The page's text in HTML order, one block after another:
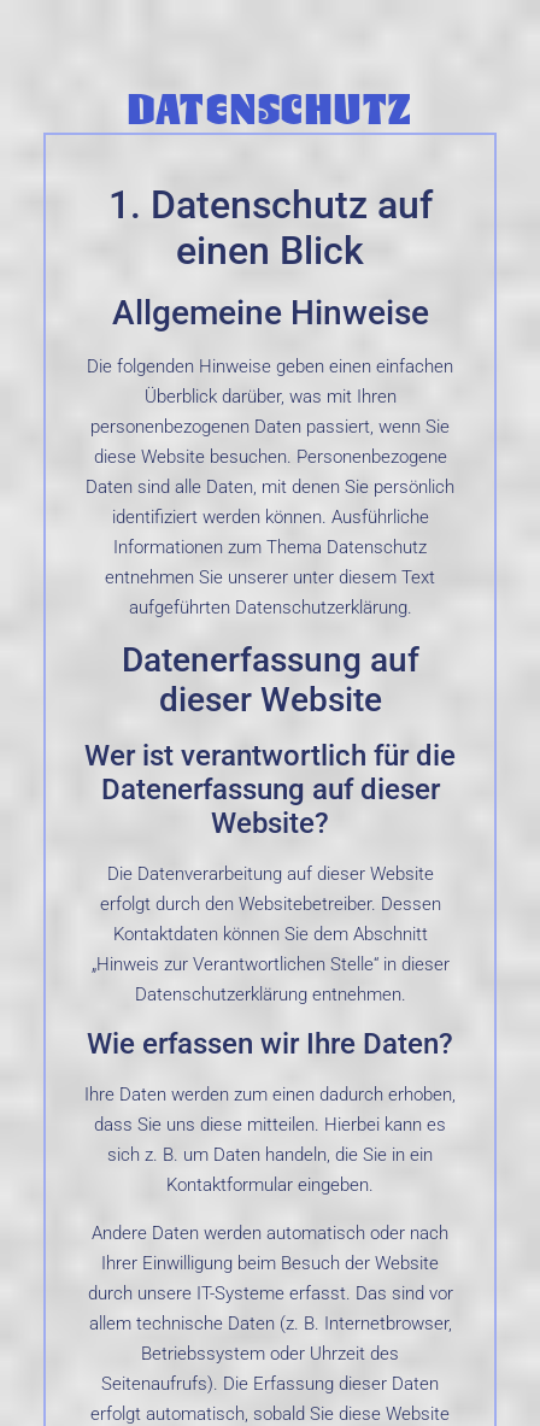
DATENSCHUTZ
1. Datenschutz auf
einen Blick
Allgemeine Hinweise
Die folgenden Hinweise geben einen einfachen
Überblick darüber, was mit Ihren
personenbezogenen Daten passiert, wenn Sie
diese Website besuchen. Personenbezogene
Daten sind alle Daten, mit denen Sie persönlich
identifiziert werden können. Ausführliche
Informationen zum Thema Datenschutz
entnehmen Sie unserer unter diesem Text
aufgeführten Datenschutzerklärung.
Datenerfassung auf
dieser Website
Wer ist verantwortlich für die
Datenerfassung auf dieser
Website?
Die Datenverarbeitung auf dieser Website
erfolgt durch den Websitebetreiber. Dessen
Kontaktdaten können Sie dem Abschnitt
„Hinweis zur Verantwortlichen Stelle“ in dieser
Datenschutzerklärung entnehmen.
Wie erfassen wir Ihre Daten?
Ihre Daten werden zum einen dadurch erhoben,
dass Sie uns diese mitteilen. Hierbei kann es
sich z. B. um Daten handeln, die Sie in ein
Kontaktformular eingeben.
Andere Daten werden automatisch oder nach
Ihrer Einwilligung beim Besuch der Website
durch unsere IT-Systeme erfasst. Das sind vor
allem technische Daten (z. B. Internetbrowser,
Betriebssystem oder Uhrzeit des
Seitenaufrufs). Die Erfassung dieser Daten
erfolgt automatisch, sobald Sie diese Website